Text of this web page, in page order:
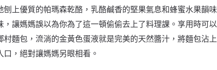
刨上優質的帕瑪森乾酪，乳酪鹹香的堅果氣息和蜂蜜水果韻
，讓媽媽誤以為你為了這一頓偷偷去上了料理課。享用時可
村麵包，流淌的金黃色蛋液就是完美的天然醬汁，將麵包沾
口，絕對讓媽媽另眼相看。